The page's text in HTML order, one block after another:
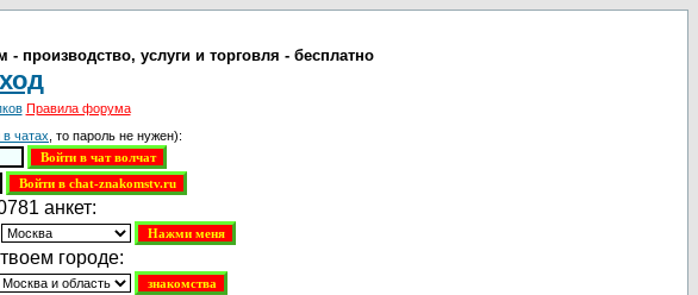
услуги и торговля - бесплатно
Правила форума
в чатах , то пароль не нужен):
анкет:
городе: